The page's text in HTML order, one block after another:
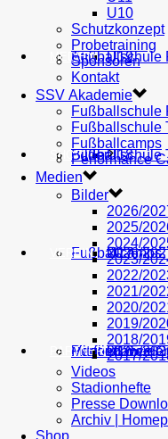
AH U19
U18
U17
U16
Fußballschule
Fußballschule
Fußballcamps
Performance
MEDIEN
Bilder
2026/
2025/
SHOP
VEREIN
Mitglied
PARTNER
U10
Schutzkonzept
Probetraining
Sponsoren
Kontakt
SSV Akademie
Fußballschule
Fußballschule
Fußballcamps
Performance
Medien
Bilder
2026/
2025/
2024/
2023/
2022/
2021/
2020/
2019/
2018/
2017/
Videos
Stadionhefte
Presse
Archiv |
Shop